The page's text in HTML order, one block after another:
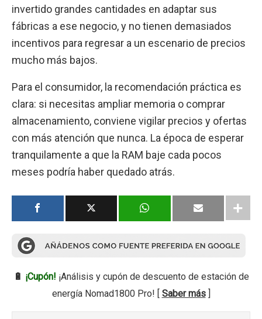
invertido grandes cantidades en adaptar sus
fábricas a ese negocio, y no tienen demasiados
incentivos para regresar a un escenario de precios
mucho más bajos.
Para el consumidor, la recomendación práctica es
clara: si necesitas ampliar memoria o comprar
almacenamiento, conviene vigilar precios y ofertas
con más atención que nunca. La época de esperar
tranquilamente a que la RAM baje cada pocos
meses podría haber quedado atrás.
🔋 ¡Cupón! ¡Análisis y cupón de descuento de estación de
energía Nomad1800 Pro! [ Saber más]